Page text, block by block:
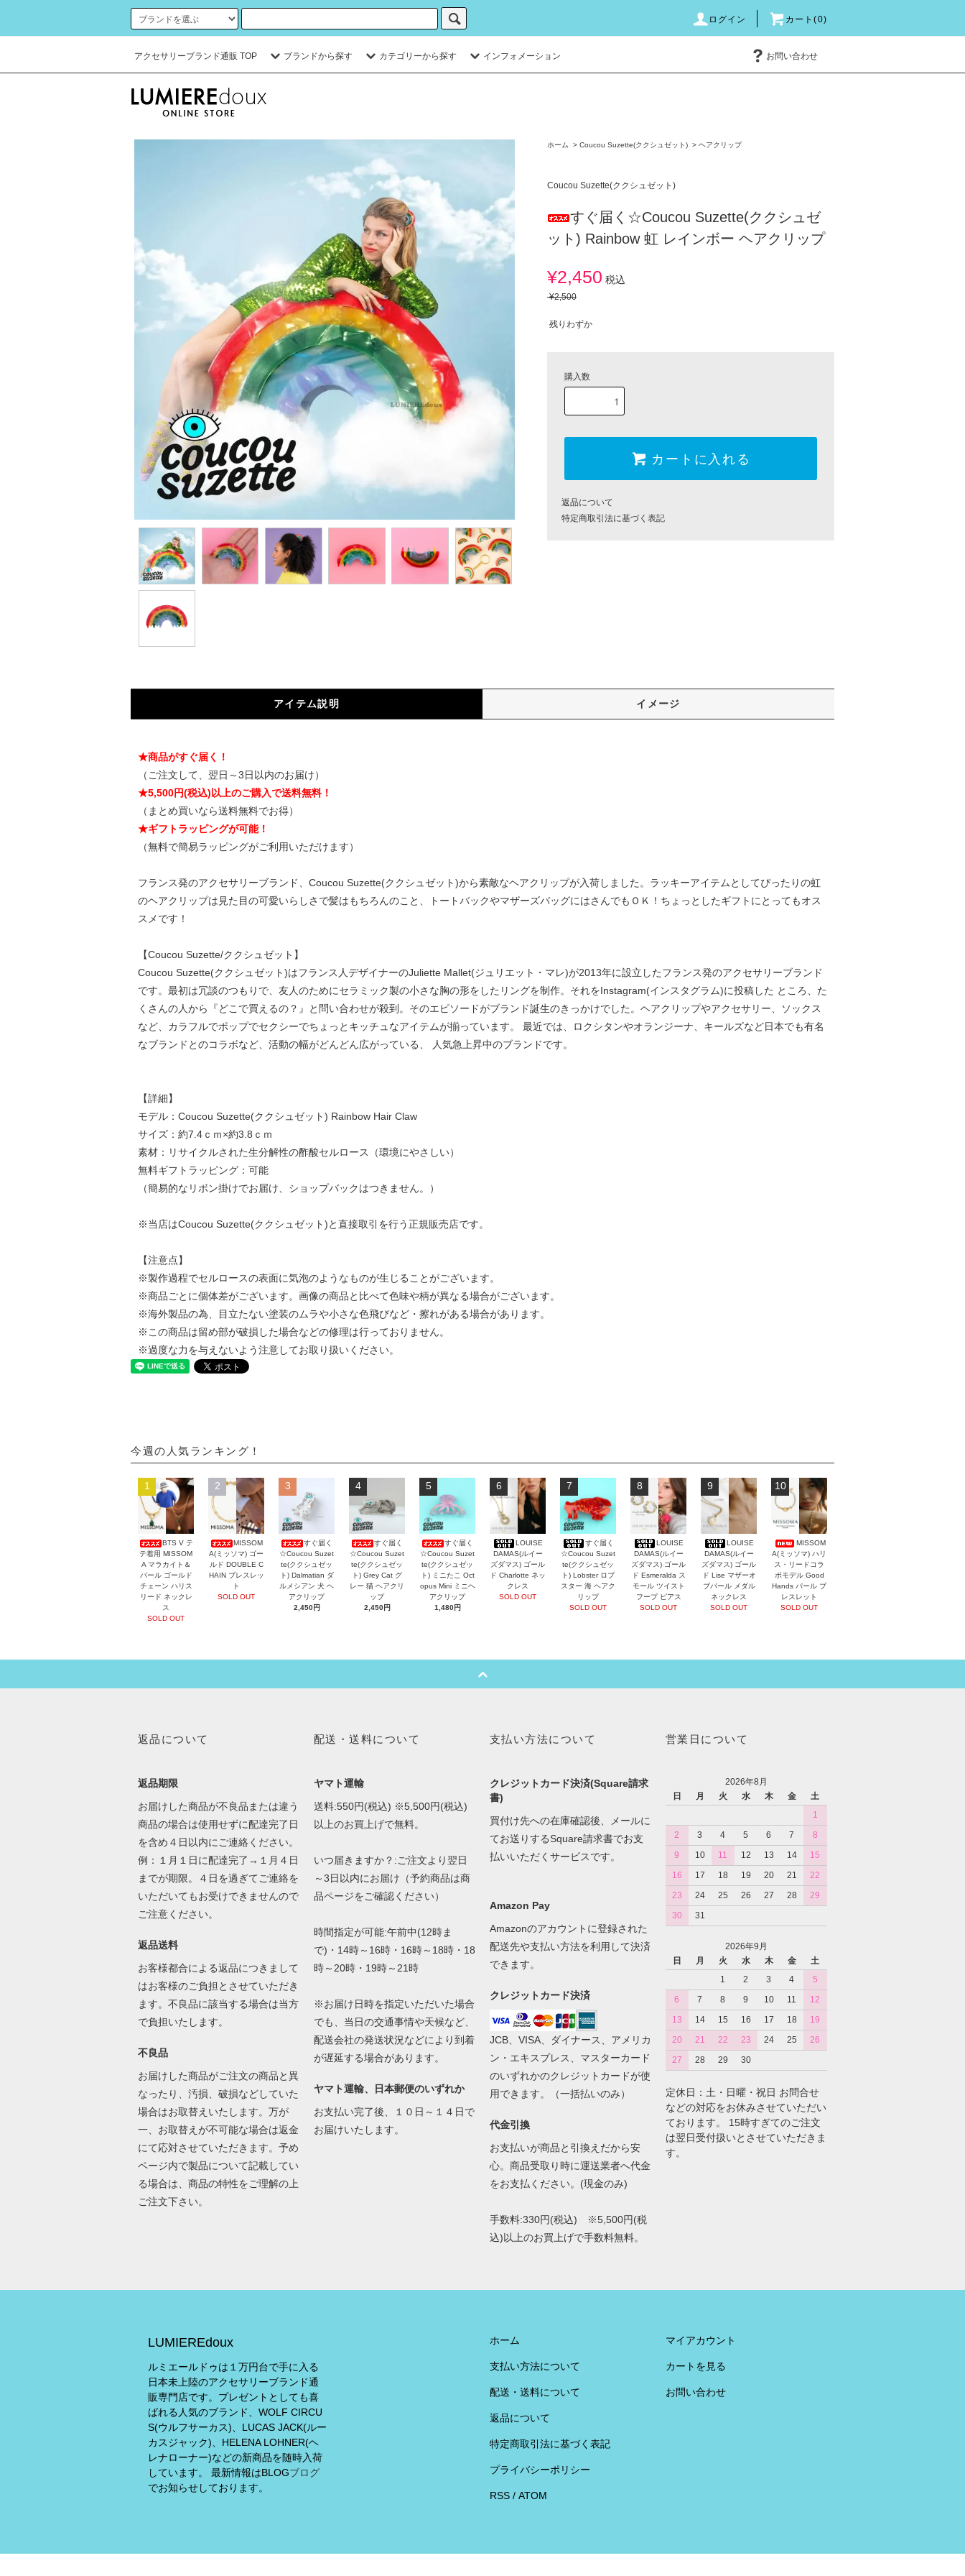
ログイン カート(0)
アクセサリーブランド通販 TOP ブランドから探す カテゴリーから探す インフォメーション お問い合わせ
ホーム > Coucou Suzette(ククシュゼット) > ヘアクリップ
Coucou Suzette(ククシュゼット)
すぐ届く☆Coucou Suzette(ククシュゼ
ット) Rainbow 虹 レインボー ヘアクリップ
¥2,450 税込
¥2,500
残りわずか
購入数
カートに入れる
返品について
特定商取引法に基づく表記
アイテム説明 イメージ
★商品がすぐ届く！
（ご注文して、翌日～3日以内のお届け）
★5,500円(税込)以上のご購入で送料無料！
（まとめ買いなら送料無料でお得）
★ギフトラッピングが可能！
（無料で簡易ラッピングがご利用いただけます）
フランス発のアクセサリーブランド、Coucou Suzette(ククシュゼット)から素敵なヘアクリップが入荷しました。ラッキーアイテムとしてぴったりの虹
のヘアクリップは見た目の可愛いらしさで髪はもちろんのこと、トートバックやマザーズバッグにはさんでもＯＫ！ちょっとしたギフトにとってもオス
スメです！
【Coucou Suzette/ククシュゼット】
Coucou Suzette(ククシュゼット)はフランス人デザイナーのJuliette Mallet(ジュリエット・マレ)が2013年に設立したフランス発のアクセサリーブランド
です。最初は冗談のつもりで、友人のためにセラミック製の小さな胸の形をしたリングを制作。それをInstagram(インスタグラム)に投稿した ところ、た
くさんの人から『どこで買えるの？』と問い合わせが殺到。そのエピソードがブランド誕生のきっかけでした。ヘアクリップやアクセサリー、ソックス
など、カラフルでポップでセクシーでちょっとキッチュなアイテムが揃っています。 最近では、ロクシタンやオランジーナ、キールズなど日本でも有名
なブランドとのコラボなど、活動の幅がどんどん広がっている、 人気急上昇中のブランドです。
【詳細】
モデル：Coucou Suzette(ククシュゼット) Rainbow Hair Claw
サイズ：約7.4ｃｍ×約3.8ｃｍ
素材：リサイクルされた生分解性の酢酸セルロース（環境にやさしい）
無料ギフトラッピング：可能
（簡易的なリボン掛けでお届け、ショップバックはつきません。）
※当店はCoucou Suzette(ククシュゼット)と直接取引を行う正規販売店です。
【注意点】
※製作過程でセルロースの表面に気泡のようなものが生じることがございます。
※商品ごとに個体差がございます。画像の商品と比べて色味や柄が異なる場合がございます。
※海外製品の為、目立たない塗装のムラや小さな色飛びなど・擦れがある場合があります。
※この商品は留め部が破損した場合などの修理は行っておりません。
※過度な力を与えないよう注意してお取り扱いください。
今週の人気ランキング！
1
BTS V テ
テ着用 MISSOM
A マラカイト＆
パール ゴールド
チェーン ハリス
リード ネックレ
ス
SOLD OUT
2
MISSOM
A(ミッソマ) ゴー
ルド DOUBLE C
HAIN ブレスレッ
ト
SOLD OUT
3
すぐ届く
☆Coucou Suzet
te(ククシュゼッ
ト) Dalmatian ダ
ルメシアン 犬 ヘ
アクリップ
2,450円
4
すぐ届く
☆Coucou Suzet
te(ククシュゼッ
ト) Grey Cat グ
レー 猫 ヘアクリ
ップ
2,450円
5
すぐ届く
☆Coucou Suzet
te(ククシュゼッ
ト) ミニたこ Oct
opus Mini ミニヘ
アクリップ
1,480円
6
LOUISE
DAMAS(ルイー
ズダマス) ゴール
ド Charlotte ネッ
クレス
SOLD OUT
7
すぐ届く
☆Coucou Suzet
te(ククシュゼッ
ト) Lobster ロブ
スター 海 ヘアク
リップ
SOLD OUT
8
LOUISE
DAMAS(ルイー
ズダマス) ゴール
ド Esmeralda ス
モール ツイスト
フープ ピアス
SOLD OUT
9
LOUISE
DAMAS(ルイー
ズダマス) ゴール
ド Lise マザーオ
ブパール メダル
ネックレス
SOLD OUT
10
MISSOM
A(ミッソマ) ハリ
ス・リードコラ
ボモデル Good
Hands パール ブ
レスレット
SOLD OUT
返品について
返品期限
お届けした商品が不良品または違う
商品の場合は使用せずに配達完了日
を含め４日以内にご連絡ください。
例：１月１日に配達完了→１月４日
までが期限。４日を過ぎてご連絡を
いただいてもお受けできませんので
ご注意ください。
返品送料
お客様都合による返品につきまして
はお客様のご負担とさせていただき
ます。不良品に該当する場合は当方
で負担いたします。
不良品
お届けした商品がご注文の商品と異
なったり、汚損、破損などしていた
場合はお取替えいたします。万が
一、お取替えが不可能な場合は返金
にて応対させていただきます。予め
ページ内で製品について記載してい
る場合は、商品の特性をご理解の上
ご注文下さい。
配送・送料について
ヤマト運輸
送料:550円(税込) ※5,500円(税込)
以上のお買上げで無料。
いつ届きますか？:ご注文より翌日
～3日以内にお届け（予約商品は商
品ページをご確認ください）
時間指定が可能:午前中(12時ま
で)・14時～16時・16時～18時・18
時～20時・19時～21時
※お届け日時を指定いただいた場合
でも、当日の交通事情や天候など、
配送会社の発送状況などにより到着
が遅延する場合があります。
ヤマト運輸、日本郵便のいずれか
お支払い完了後、１０日～１４日で
お届けいたします。
支払い方法について
クレジットカード決済(Square請求
書)
買付け先への在庫確認後、メールに
てお送りするSquare請求書でお支
払いいただくサービスです。
Amazon Pay
Amazonのアカウントに登録された
配送先や支払い方法を利用して決済
できます。
クレジットカード決済
JCB、VISA、ダイナース、アメリカ
ン・エキスプレス、マスターカード
のいずれかのクレジットカードが使
用できます。（一括払いのみ）
代金引換
お支払いが商品と引換えだから安
心。商品受取り時に運送業者へ代金
をお支払ください。(現金のみ)
手数料:330円(税込) ※5,500円(税
込)以上のお買上げで手数料無料。
営業日について
2026年8月
日
月 火 水 木 金
土
1
2
3 4 5 6 7
8
9
10 11 12 13 14
15
16
17 18 19 20 21
22
23
24 25 26 27 28
29
30
31
2026年9月
日
月 火 水 木 金
土
1
2 3 4
5
6
7 8 9 10 11
12
13
14 15 16 17 18
19
20
21 22 23 24 25
26
27
28 29 30
定休日：土・日曜・祝日 お問合せ
などの対応をお休みさせていただい
ております。 15時すぎてのご注文
は翌日受付扱いとさせていただきま
す。
LUMIEREdoux
ルミエールドゥは１万円台で手に入る
日本未上陸のアクセサリーブランド通
販専門店です。プレゼントとしても喜
ばれる人気のブランド、WOLF CIRCU
S(ウルフサーカス)、LUCAS JACK(ルー
カスジャック)、HELENA LOHNER(ヘ
レナローナー)などの新商品を随時入荷
しています。 最新情報はBLOGブログ
でお知らせしております。
ホーム
支払い方法について
配送・送料について
返品について
特定商取引法に基づく表記
プライバシーポリシー
RSS/ ATOM
マイアカウント
カートを見る
お問い合わせ